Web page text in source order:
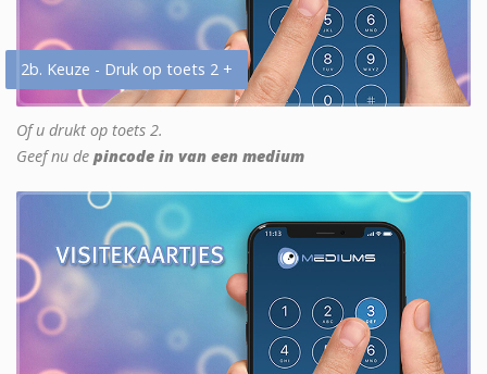
2b. Keuze - Druk op toets 2 +
Of u drukt op toets 2.
Geef nu de pincode in van een medium